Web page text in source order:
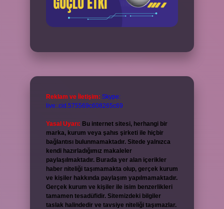
Reklam ve İletişim: Skype:
live:.cid.575569c608265c69
Yasal Uyarı: Bu internet sitesi, herhangi bir
marka, kurum veya şahıs şirketi ile hiçbir
bağlantısı bulunmamaktadır. Sitede yalnızca
kendi hazırladığımız makaleler
paylaşılmaktadır. Burada yer alan içerikler
haber niteliği taşımamakta olup, gerçek kurum
ve kişiler hakkında paylaşım yapılmamaktadır.
Gerçek kurum ve kişiler ile isim benzerlikleri
tamamen tesadüfidir. Sitemizdeki bilgiler
taslak halindedir ve tavsiye niteliği taşımazlar.